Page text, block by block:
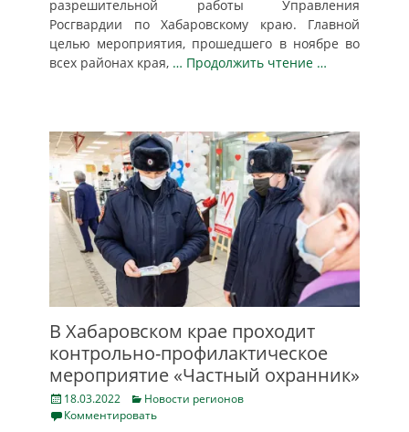
разрешительной работы Управления
Росгвардии по Хабаровскому краю. Главной
целью мероприятия, прошедшего в ноябре во
всех районах края, … Продолжить чтение …
В Хабаровском крае проходит
контрольно-профилактическое
мероприятие «Частный охранник»
Posted
on
18.03.2022 Categories
Новости регионов
Комментировать